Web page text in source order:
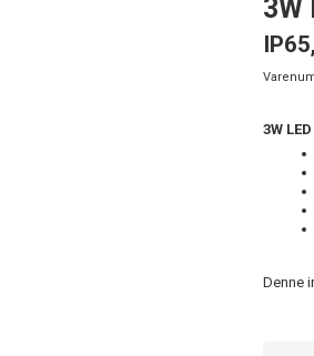
3W
3W
Denne